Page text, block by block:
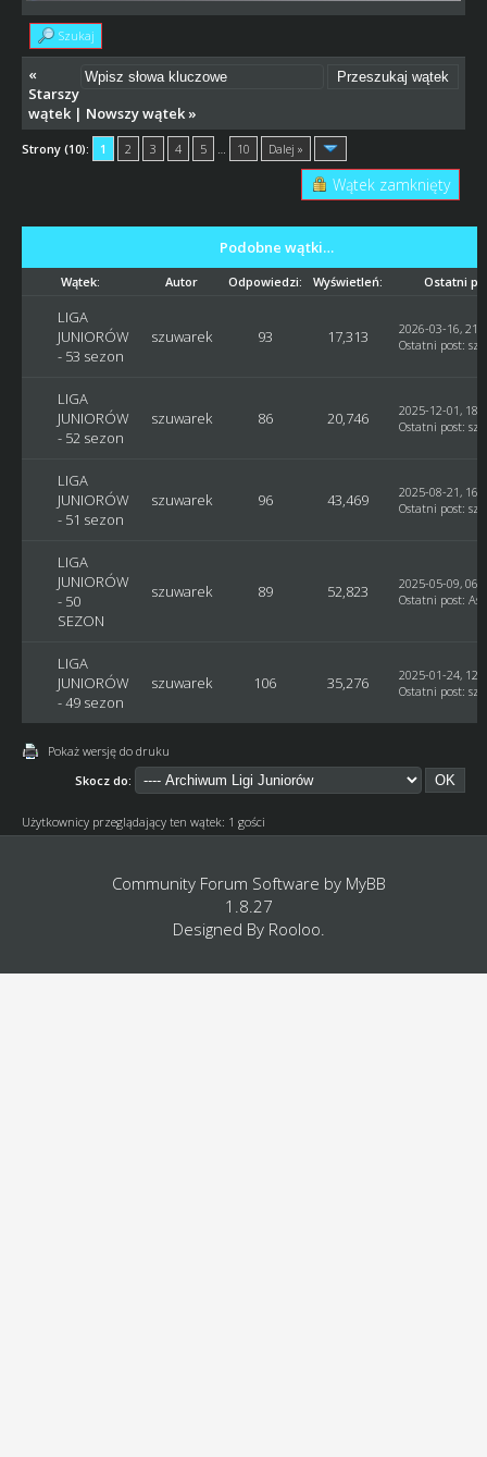
Szukaj
«
Starszy
wątek| Nowszy wątek»
Strony (10): 1 2 3 4 5 10 Dalej »
Wątek zamknięty
Podobne wątki…
Wątek: Autor Odpowiedzi: Wyświetleń: Ostatni
LIGA
JUNIORÓW
- 53 sezon
szuwarek 93 17,313
2026-03-16,
Ostatni post:
LIGA
JUNIORÓW
- 52 sezon
szuwarek 86 20,746
2025-12-01,
Ostatni post:
LIGA
JUNIORÓW
- 51 sezon
szuwarek 96 43,469
2025-08-21,
Ostatni post:
LIGA
JUNIORÓW
- 50
SEZON
szuwarek 89 52,823
2025-05-09,
Ostatni post:
LIGA
JUNIORÓW
- 49 sezon
szuwarek 106 35,276
2025-01-24,
Ostatni post:
Pokaż wersję do druku
Skocz do:
Użytkownicy przeglądający ten wątek: 1 gości
Community Forum Software by MyBB
1.8.27
Designed By Rooloo